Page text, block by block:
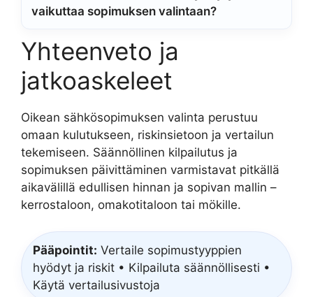
vaikuttaa sopimuksen valintaan?
Yhteenveto ja
jatkoaskeleet
Oikean sähkösopimuksen valinta perustuu
omaan kulutukseen, riskinsietoon ja vertailun
tekemiseen. Säännöllinen kilpailutus ja
sopimuksen päivittäminen varmistavat pitkällä
aikavälillä edullisen hinnan ja sopivan mallin –
kerrostaloon, omakotitaloon tai mökille.
Pääpointit: Vertaile sopimustyyppien
hyödyt ja riskit • Kilpailuta säännöllisesti •
Käytä vertailusivustoja